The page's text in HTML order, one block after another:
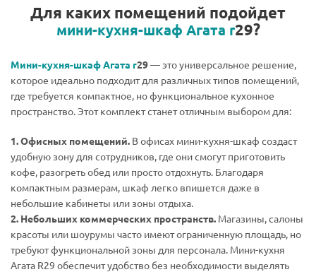
Для каких помещений подойдет
мини-кухня-шкаф Агата r29?
Мини-кухня-шкаф Агата r29— это универсальное решение,
которое идеально подходит для различных типов помещений,
где требуется компактное, но функциональное кухонное
пространство. Этот комплект станет отличным выбором для:
1. Офисных помещений. В офисах мини-кухня-шкаф создаст
удобную зону для сотрудников, где они смогут приготовить
кофе, разогреть обед или просто отдохнуть. Благодаря
компактным размерам, шкаф легко впишется даже в
небольшие кабинеты или зоны отдыха.
2. Небольших коммерческих пространств. Магазины, салоны
красоты или шоурумы часто имеют ограниченную площадь, но
требуют функциональной зоны для персонала. Мини-кухня
Агата R29 обеспечит удобство без необходимости выделять